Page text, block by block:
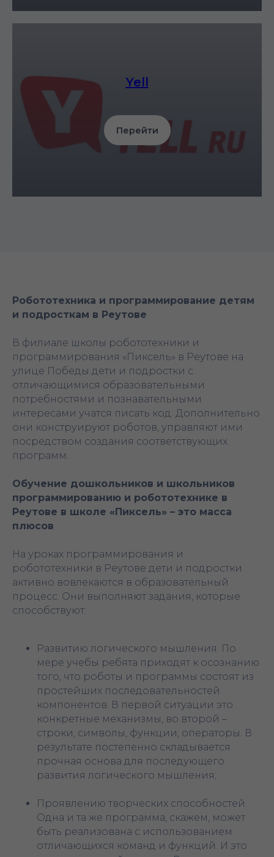
Yell
Перейти
Робототехника и программирование детям
и подросткам в Реутове
В филиале школы робототехники и
программирования «Пиксель» в Реутове на
улице Победы дети и подростки с
отличающимися образовательными
потребностями и познавательными
интересами учатся писать код. Дополнительно
они конструируют роботов, управляют ими
посредством создания соответствующих
программ.
Обучение дошкольников и школьников
программированию и робототехнике в
Реутове в школе «Пиксель» – это масса
плюсов
На уроках программирования и
робототехники в Реутове дети и подростки
активно вовлекаются в образовательный
процесс. Они выполняют задания, которые
способствуют:
Развитию логического мышления. По
мере учебы ребята приходят к осознанию
того, что роботы и программы состоят из
простейших последовательностей
компонентов. В первой ситуации это
конкретные механизмы, во второй –
строки, символы, функции, операторы. В
результате постепенно складывается
прочная основа для последующего
развития логического мышления;
Проявлению творческих способностей.
Одна и та же программа, скажем, может
быть реализована с использованием
отличающихся команд и функций. И это